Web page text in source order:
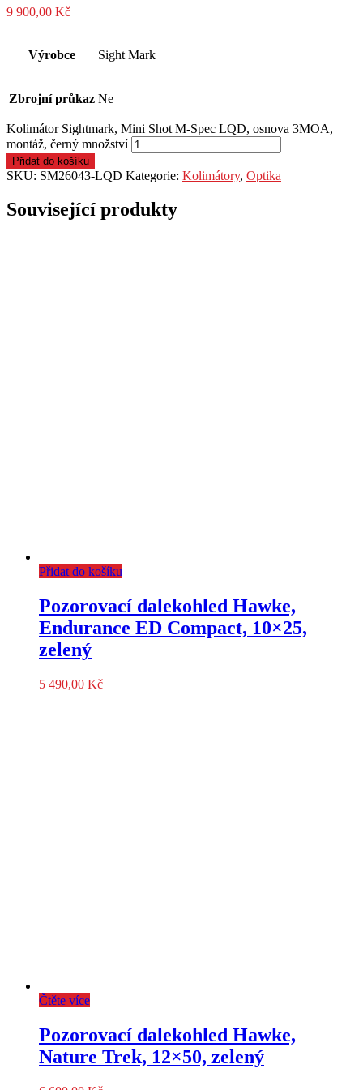
9 900,00 Kč
Výrobce Sight Mark
Zbrojní průkaz Ne
Kolimátor Sightmark, Mini Shot M-Spec LQD, osnova 3MOA,
montáž, černý množství
Přidat do košíku
SKU: SM26043-LQD Kategorie: Kolimátory, Optika
Související produkty
Přidat do košíku
Pozorovací dalekohled Hawke,
Endurance ED Compact, 10×25,
zelený
5 490,00 Kč
Čtěte více
Pozorovací dalekohled Hawke,
Nature Trek, 12×50, zelený